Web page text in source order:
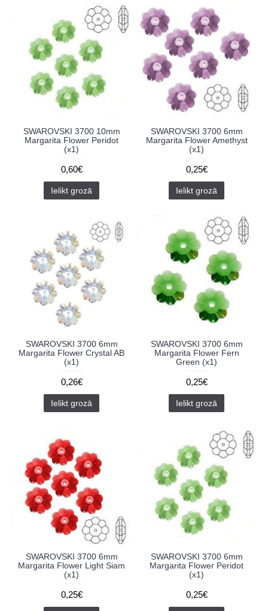
SWAROVSKI 3700 10mm
Margarita Flower Peridot
(x1)
0,60€
Ielikt grozā
SWAROVSKI 3700 6mm
Margarita Flower Amethyst
(x1)
0,25€
Ielikt grozā
SWAROVSKI 3700 6mm
Margarita Flower Crystal AB
(x1)
0,26€
Ielikt grozā
SWAROVSKI 3700 6mm
Margarita Flower Fern
Green (x1)
0,25€
Ielikt grozā
SWAROVSKI 3700 6mm
Margarita Flower Light Siam
(x1)
0,25€
SWAROVSKI 3700 6mm
Margarita Flower Peridot
(x1)
0,25€